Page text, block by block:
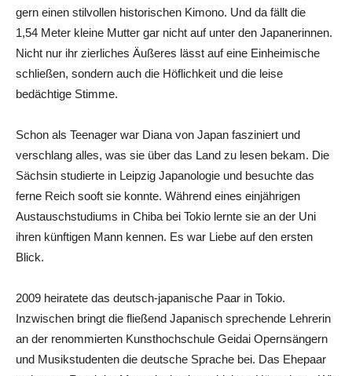
gern einen stilvollen historischen Kimono. Und da fällt die
1,54 Meter kleine Mutter gar nicht auf unter den Japanerinnen.
Nicht nur ihr zierliches Äußeres lässt auf eine Einheimische
schließen, sondern auch die Höflichkeit und die leise
bedächtige Stimme.
Schon als Teenager war Diana von Japan fasziniert und
verschlang alles, was sie über das Land zu lesen bekam. Die
Sächsin studierte in Leipzig Japanologie und besuchte das
ferne Reich sooft sie konnte. Während eines einjährigen
Austauschstudiums in Chiba bei Tokio lernte sie an der Uni
ihren künftigen Mann kennen. Es war Liebe auf den ersten
Blick.
2009 heiratete das deutsch-japanische Paar in Tokio.
Inzwischen bringt die fließend Japanisch sprechende Lehrerin
an der renommierten Kunsthochschule Geidai Opernsängern
und Musikstudenten die deutsche Sprache bei. Das Ehepaar